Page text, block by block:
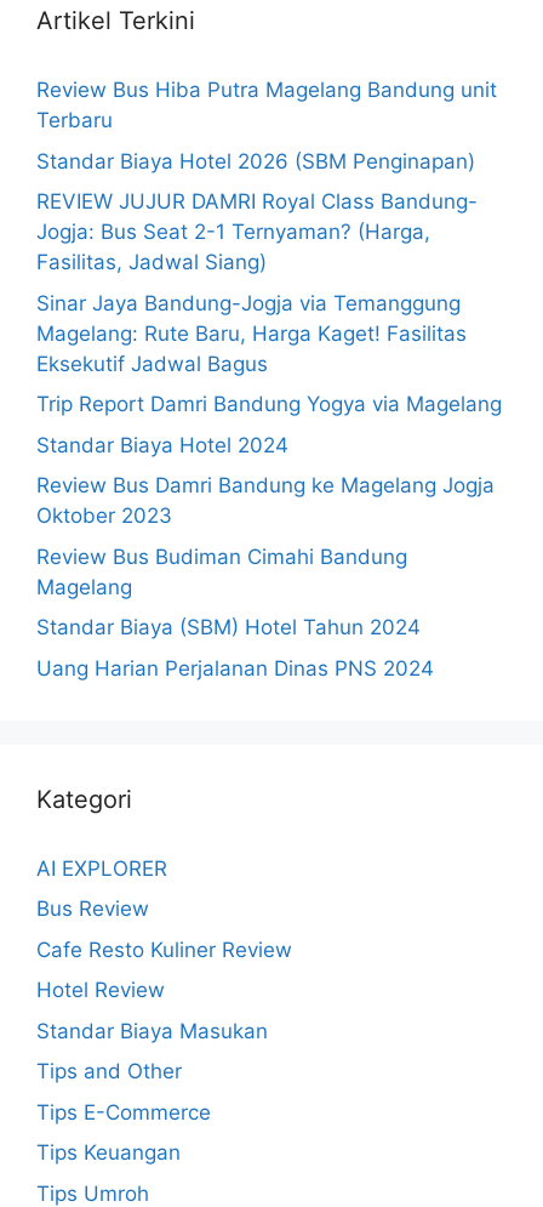
Artikel Terkini
Review Bus Hiba Putra Magelang Bandung unit
Terbaru
Standar Biaya Hotel 2026 (SBM Penginapan)
REVIEW JUJUR DAMRI Royal Class Bandung-
Jogja: Bus Seat 2-1 Ternyaman? (Harga,
Fasilitas, Jadwal Siang)
Sinar Jaya Bandung-Jogja via Temanggung
Magelang: Rute Baru, Harga Kaget! Fasilitas
Eksekutif Jadwal Bagus
Trip Report Damri Bandung Yogya via Magelang
Standar Biaya Hotel 2024
Review Bus Damri Bandung ke Magelang Jogja
Oktober 2023
Review Bus Budiman Cimahi Bandung
Magelang
Standar Biaya (SBM) Hotel Tahun 2024
Uang Harian Perjalanan Dinas PNS 2024
Kategori
AI EXPLORER
Bus Review
Cafe Resto Kuliner Review
Hotel Review
Standar Biaya Masukan
Tips and Other
Tips E-Commerce
Tips Keuangan
Tips Umroh